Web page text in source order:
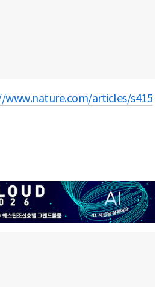
www.nature.com/articles/s415